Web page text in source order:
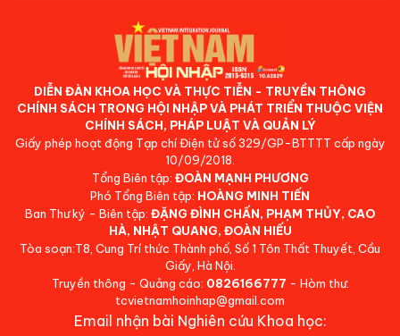
DIỄN ĐÀN KHOA HỌC VÀ THỰC TIỄN - TRUYỀN THÔNG
CHÍNH SÁCH TRONG HỘI NHẬP VÀ PHÁT TRIỂN THUỘC VIỆN
CHÍNH SÁCH, PHÁP LUẬT VÀ QUẢN LÝ
Giấy phép hoạt động Tạp chí Điện tử số 329/GP-BTTTT cấp ngày
10/09/2018.
Tổng Biên tập: ĐOÀN MẠNH PHƯƠNG
Phó Tổng Biên tập: HOÀNG MINH TIẾN
Ban Thư ký - Biên tập: ĐẶNG ĐÌNH CHẤN, PHẠM THỦY, CAO
HÀ, NHẬT QUANG, ĐOÀN HIẾU
Tòa soạn:T8, Cung Trí thức Thành phố, Số 1 Tôn Thất Thuyết, Cầu
Giấy, Hà Nội.
Truyền thông - Quảng cáo: 0826166777 - Hòm thư:
tcvietnamhoinhap@gmail.com
Email nhận bài Nghiên cứu Khoa học: